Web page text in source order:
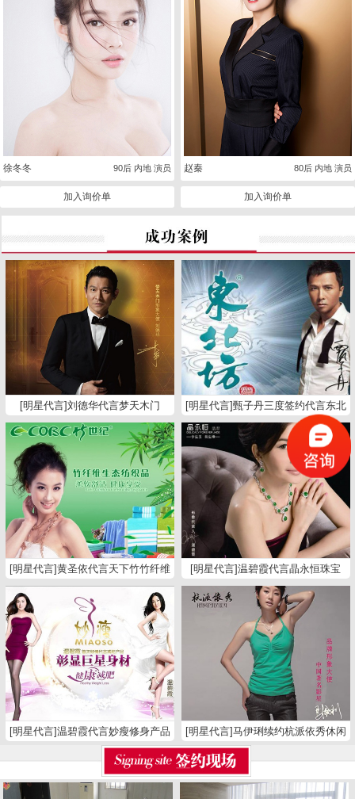
徐冬冬 90后 内地 演员
加入询价单
赵秦 80后 内地 演员
加入询价单
[明星代言]刘德华代言梦天木门
[明星代言]甄子丹三度签约代言东北
坊白酒
[明星代言]黄圣依代言天下竹竹纤维
纺织品
[明星代言]温碧霞代言晶永恒珠宝
[明星代言]温碧霞代言妙瘦修身产品
[明星代言]马伊琍续约杭派依秀休闲